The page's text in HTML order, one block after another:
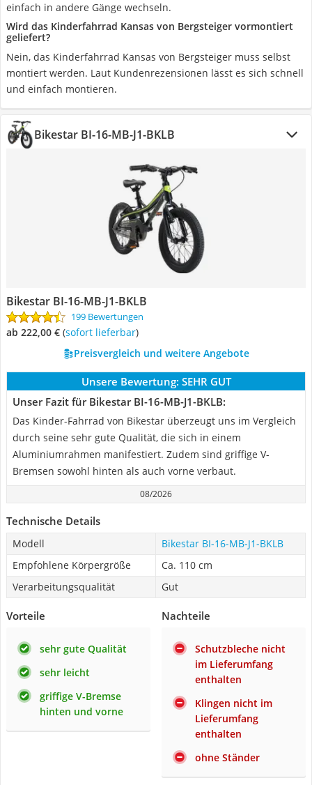
einfach in andere Gänge wechseln.
Wird das Kinderfahrrad Kansas von Bergsteiger vormontiert
geliefert?
Nein, das Kinderfahrrad Kansas von Bergsteiger muss selbst
montiert werden. Laut Kundenrezensionen lässt es sich schnell
und einfach montieren.
Bikestar ‎BI-16-MB-J1-BKLB
Bikestar ‎BI-16-MB-J1-BKLB
199 Bewertungen
ab 222,00 € ( Sofort lieferbar)
Preisvergleich und weitere Angebote
Unsere Bewertung: SEHR GUT
Unser Fazit für Bikestar ‎BI-16-MB-J1-BKLB:
Das Kinder-Fahrrad von Bikestar überzeugt uns im Vergleich
durch seine sehr gute Qualität, die sich in einem
Aluminiumrahmen manifestiert. Zudem sind griffige V-
Bremsen sowohl hinten als auch vorne verbaut.
08/2026
Technische Details
Modell
Bikestar ‎BI-16-MB-J1-BKLB
Empfohlene Körpergröße
Ca. 110 cm
Verarbeitungsqualität
Gut
Vorteile
sehr gute Qualität
sehr leicht
griffige V-Bremse
hinten und vorne
Nachteile
Schutzbleche nicht
im Lieferumfang
enthalten
Klingen nicht im
Lieferumfang
enthalten
ohne Ständer